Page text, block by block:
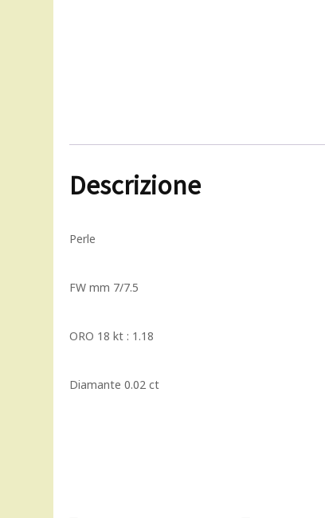
Descrizione
Perle
FW mm 7/7.5
ORO 18 kt : 1.18
Diamante 0.02 ct